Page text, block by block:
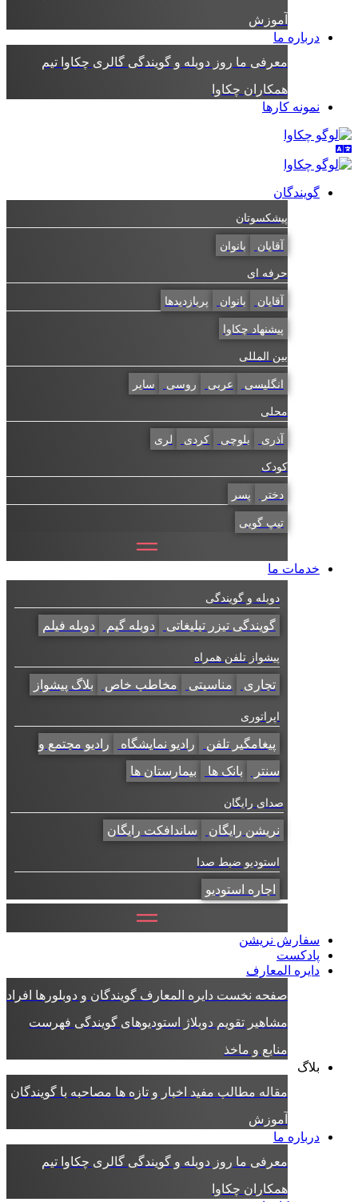
آموزش
درباره ما
معرفی ما روز دوبله و گویندگی گالری چکاوا تیم
همکاران چکاوا
نمونه کارها
گویندگان
پیشکسوتان
آقایان بانوان
حرفه ای
آقایان بانوان پربازدیدها
پیشنهاد چکاوا
بین المللی
انگلیسی عربی روسی سایر
محلی
آذری بلوچی کردی لری
کودک
دختر پسر
تیپ گویی
خدمات ما
دوبله و گویندگی
گویندگی تیزر تبلیغاتی دوبله گیم دوبله فیلم
پیشواز تلفن همراه
تجاری مناسبتی مخاطب خاص بلاگ پیشواز
اپراتوری
پیغامگیر تلفن رادیو نمایشگاه
رادیو مجتمع و
سنتر
بانک ها بیمارستان ها
صدای رایگان
نریشن رایگان ساندافکت رایگان
استودیو ضبط صدا
اجاره استودیو
سفارش نریشن
پادکست
دایره المعارف
صفحه نخست دایره المعارف گویندگان و دوبلورها افراد
مشاهیر تقویم دوبلاژ استودیوهای گویندگی فهرست
منابع و ماخذ
بلاگ
مقاله مطالب مفید اخبار و تازه ها مصاحبه با گویندگان
آموزش
درباره ما
معرفی ما روز دوبله و گویندگی گالری چکاوا تیم
همکاران چکاوا